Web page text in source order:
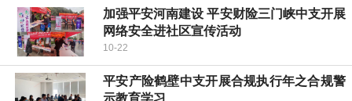
加强平安河南建设 平安财险三门峡中支开展
网络安全进社区宣传活动
10-22
平安产险鹤壁中支开展合规执行年之合规警